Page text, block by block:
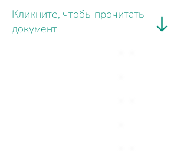
Кликните, чтобы прочитать
документ